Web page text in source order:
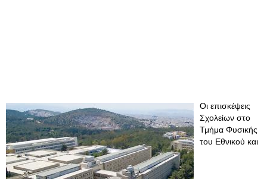
Οι επισκέψεις
Σχολείων στο
Τμήμα Φυσικής
του Εθνικού και